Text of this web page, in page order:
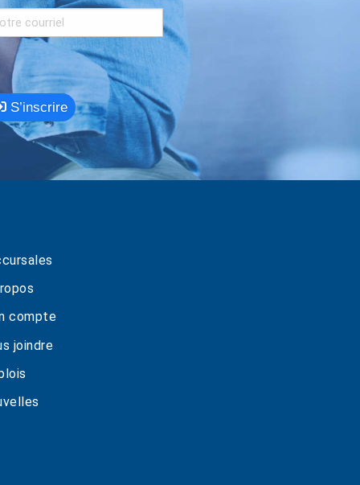
S’inscrire
compte
joindre